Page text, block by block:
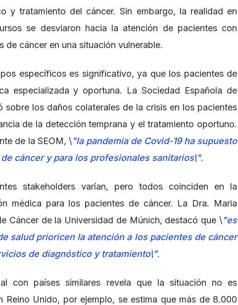
y tratamiento del cáncer. Sin embargo, la realidad en
se desviaron hacia la atención de pacientes con
de cáncer en una situación vulnerable.
específicos es significativo, ya que los pacientes de
especializada y oportuna. La Sociedad Española de
sobre los daños colaterales de la crisis en los pacientes
de la detección temprana y el tratamiento oportuno.
de la SEOM, \"la pandemia de Covid-19 ha supuesto
cáncer y para los profesionales sanitarios\".
stakeholders varían, pero todos coinciden en la
médica para los pacientes de cáncer. La Dra. Maria
Cáncer de la Universidad de Múnich, destacó que \"es
salud prioricen la atención a los pacientes de cáncer
de diagnóstico y tratamiento\".
con países similares revela que la situación no es
Reino Unido, por ejemplo, se estima que más de 8.000